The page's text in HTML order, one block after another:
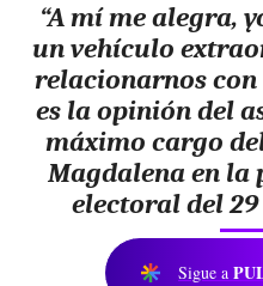
“A mí me alegra,
un vehículo
relacionarnos con
es la opinión del
máximo cargo
Magdalena en
electoral del 29
Sigue a